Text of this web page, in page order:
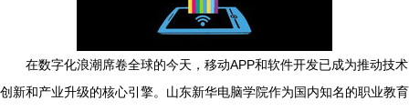
在数字化浪潮席卷全球的今天，移动APP和软件开发已成为推动技术
创新和产业升级的核心引擎。山东新华电脑学院作为国内知名的职业教育